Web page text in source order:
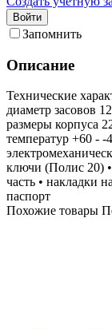
Войти
Запомнить
Описание
Технические
диаметр засовов
размеры корпуса
температур +60 - -
ключи (Полис 20)
часть • накладки
паспорт
Похожие товары